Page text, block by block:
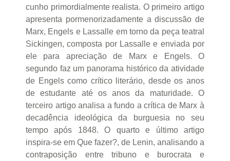
cunho primordialmente realista. O primeiro artigo
apresenta pormenorizadamente a discussão de
Marx, Engels e Lassalle em torno da peça teatral
Sickingen, composta por Lassalle e enviada por
ele para apreciação de Marx e Engels. O
segundo faz um panorama histórico da atividade
de Engels como crítico literário, desde os anos
de estudante até os anos da maturidade. O
terceiro artigo analisa a fundo a crítica de Marx à
decadência ideológica da burguesia no seu
tempo após 1848. O quarto e último artigo
inspira-se em Que fazer?, de Lenin, analisando a
contraposição entre tribuno e burocrata e